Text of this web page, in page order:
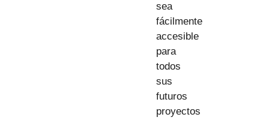
sea
fácilmente
accesible
para
todos
sus
futuros
proyectos